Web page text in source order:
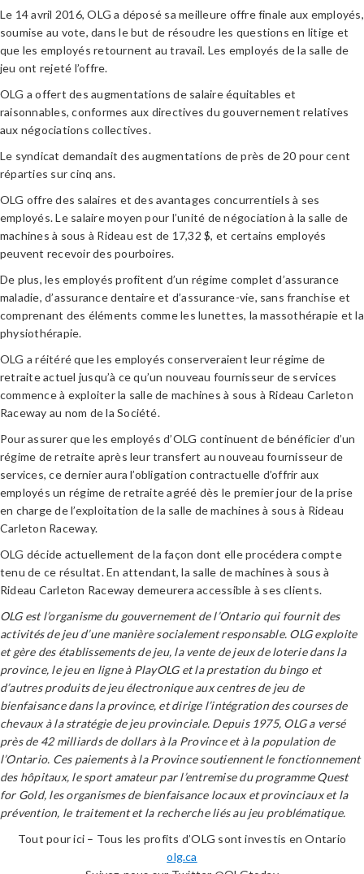
Le 14 avril 2016, OLG a déposé sa meilleure offre finale aux employés,
soumise au vote, dans le but de résoudre les questions en litige et
que les employés retournent au travail. Les employés de la salle de
jeu ont rejeté l’offre.
OLG a offert des augmentations de salaire équitables et
raisonnables, conformes aux directives du gouvernement relatives
aux négociations collectives.
Le syndicat demandait des augmentations de près de 20 pour cent
réparties sur cinq ans.
OLG offre des salaires et des avantages concurrentiels à ses
employés. Le salaire moyen pour l’unité de négociation à la salle de
machines à sous à Rideau est de 17,32 $, et certains employés
peuvent recevoir des pourboires.
De plus, les employés profitent d’un régime complet d’assurance
maladie, d’assurance dentaire et d’assurance-vie, sans franchise et
comprenant des éléments comme les lunettes, la massothérapie et la
physiothérapie.
OLG a réitéré que les employés conserveraient leur régime de
retraite actuel jusqu’à ce qu’un nouveau fournisseur de services
commence à exploiter la salle de machines à sous à Rideau Carleton
Raceway au nom de la Société.
Pour assurer que les employés d’OLG continuent de bénéficier d’un
régime de retraite après leur transfert au nouveau fournisseur de
services, ce dernier aura l’obligation contractuelle d’offrir aux
employés un régime de retraite agréé dès le premier jour de la prise
en charge de l’exploitation de la salle de machines à sous à Rideau
Carleton Raceway.
OLG décide actuellement de la façon dont elle procédera compte
tenu de ce résultat. En attendant, la salle de machines à sous à
Rideau Carleton Raceway demeurera accessible à ses clients.
OLG est l’organisme du gouvernement de l’Ontario qui fournit des
activités de jeu d’une manière socialement responsable. OLG exploite
et gère des établissements de jeu, la vente de jeux de loterie dans la
province, le jeu en ligne à PlayOLG et la prestation du bingo et
d’autres produits de jeu électronique aux centres de jeu de
bienfaisance dans la province, et dirige l’intégration des courses de
chevaux à la stratégie de jeu provinciale. Depuis 1975, OLG a versé
près de 42 milliards de dollars à la Province et à la population de
l’Ontario. Ces paiements à la Province soutiennent le fonctionnement
des hôpitaux, le sport amateur par l’entremise du programme Quest
for Gold, les organismes de bienfaisance locaux et provinciaux et la
prévention, le traitement et la recherche liés au jeu problématique.
Tout pour ici – Tous les profits d’OLG sont investis en Ontario
olg.ca